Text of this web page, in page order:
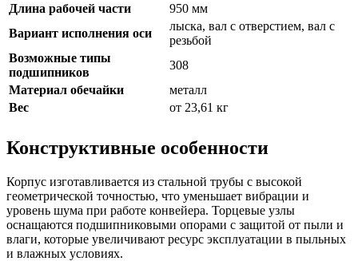
Длина рабочей части
950 мм
Вариант исполнения оси
лыска, вал с отверстием, вал с
резьбой
Возможные типы
подшипников
308
Материал обечайки
металл
Вес
от 23,61 кг
Конструктивные особенности
Корпус изготавливается из стальной трубы с высокой
геометрической точностью, что уменьшает вибрации и
уровень шума при работе конвейера. Торцевые узлы
оснащаются подшипниковыми опорами с защитой от пыли и
влаги, которые увеличивают ресурс эксплуатации в пыльных
и влажных условиях.